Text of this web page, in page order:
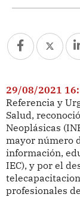
29/08/2021
Referencia y
Salud,
Neoplásicas
mayor número
información,
IEC), y por el
profesionales